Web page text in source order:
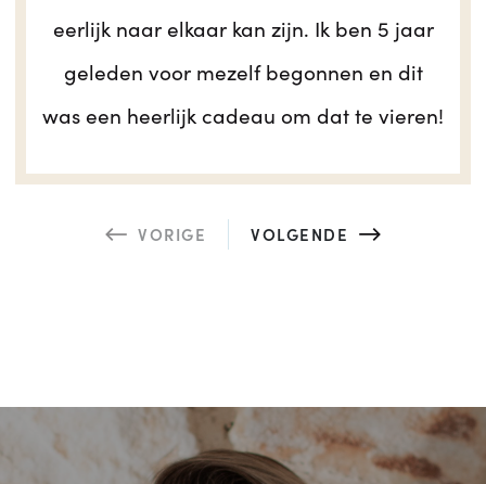
eerlijk naar elkaar kan zijn. Ik ben 5 jaar
geleden voor mezelf begonnen en dit
was een heerlijk cadeau om dat te vieren!
VORIGE VOLGENDE